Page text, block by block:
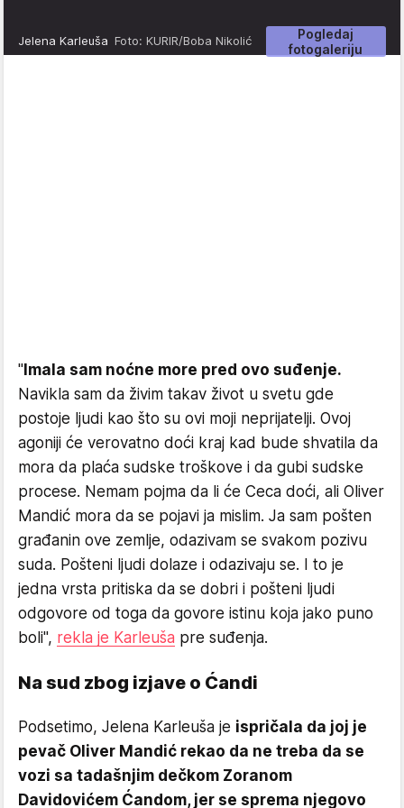
Pogledaj
fotogaleriju
Jelena Karleuša Foto: KURIR/Boba Nikolić
"Imala sam noćne more pred ovo suđenje.
Navikla sam da živim takav život u svetu gde
postoje ljudi kao što su ovi moji neprijatelji. Ovoj
agoniji će verovatno doći kraj kad bude shvatila da
mora da plaća sudske troškove i da gubi sudske
procese. Nemam pojma da li će Ceca doći, ali Oliver
Mandić mora da se pojavi ja mislim. Ja sam pošten
građanin ove zemlje, odazivam se svakom pozivu
suda. Pošteni ljudi dolaze i odazivaju se. I to je
jedna vrsta pritiska da se dobri i pošteni ljudi
odgovore od toga da govore istinu koja jako puno
boli", rekla je Karleuša pre suđenja.
Na sud zbog izjave o Ćandi
Podsetimo, Jelena Karleuša je ispričala da joj je
pevač Oliver Mandić rekao da ne treba da se
vozi sa tadašnjim dečkom Zoranom
Davidovićem Ćandom, jer se sprema njegovo